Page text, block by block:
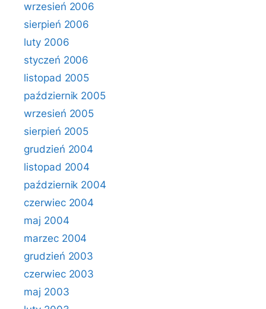
wrzesień 2006
sierpień 2006
luty 2006
styczeń 2006
listopad 2005
październik 2005
wrzesień 2005
sierpień 2005
grudzień 2004
listopad 2004
październik 2004
czerwiec 2004
maj 2004
marzec 2004
grudzień 2003
czerwiec 2003
maj 2003